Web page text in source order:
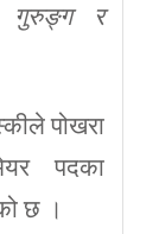
गुरुङ्ग र
पोखरा
पदका
छ ।